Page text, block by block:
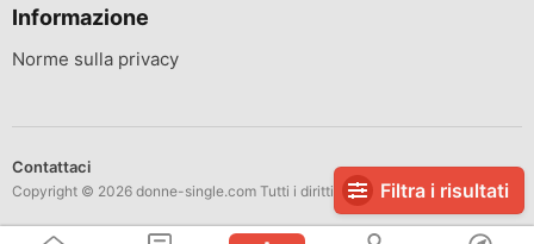
Filtra i risultati
Informazione
Norme sulla privacy
Contattaci
Copyright © 2026 donne-single.com Tutti i diritti riservati.